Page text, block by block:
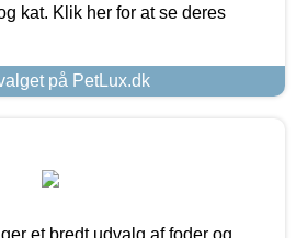
kat. Klik her for at se deres
på PetLux.dk
et bredt udvalg af foder og